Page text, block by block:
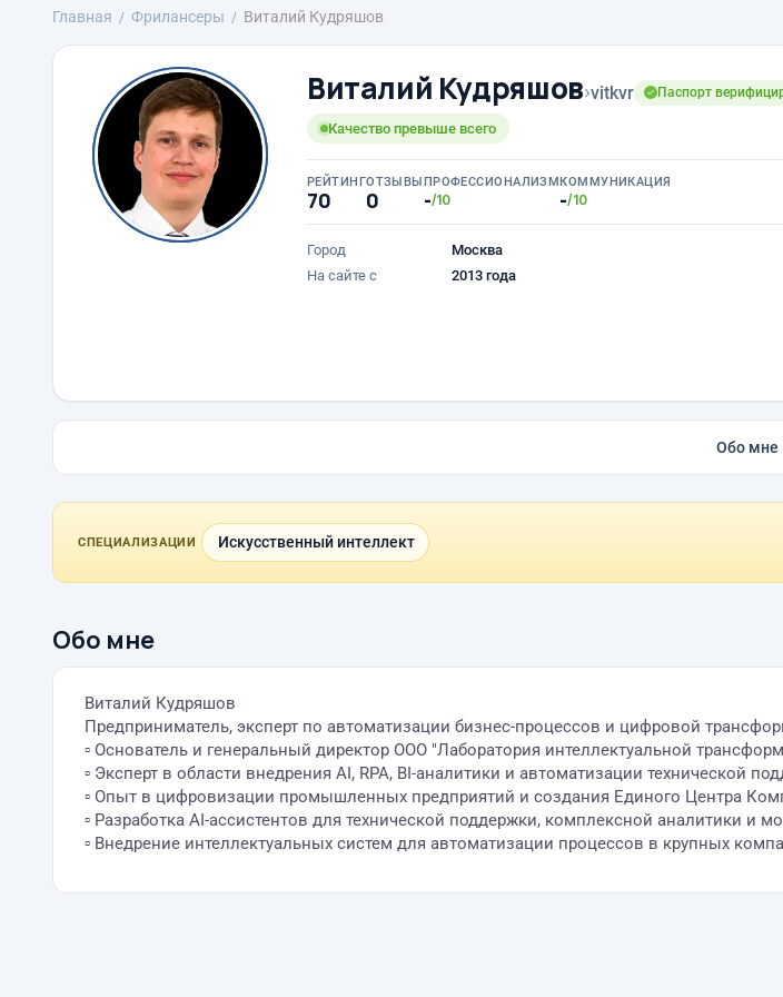
Главная Фрилансеры Виталий Кудряшов
Виталий Кудряшов›vitkvr Паспорт
Качество превыше всего
РЕЙТИНГ
70
ОТЗЫВЫ
0
ПРОФЕССИОНАЛИЗМ
-/10
КОММУНИКАЦИЯ
-/10
Город
Москва
На сайте с
2013 года
Обо мне
СПЕЦИАЛИЗАЦИИ Искусственный интеллект
Обо мне
Виталий Кудряшов
Предприниматель, эксперт по автоматизации бизнес-процессов и цифровой
▫️ Основатель и генеральный директор ООО "Лаборатория интеллектуальной
▫️ Эксперт в области внедрения AI, RPA, BI-аналитики и автоматизации технической
▫️ Опыт в цифровизации промышленных предприятий и создания Единого Центра
▫️ Разработка AI-ассистентов для технической поддержки, комплексной аналитики и
▫️ Внедрение интеллектуальных систем для автоматизации процессов в крупных